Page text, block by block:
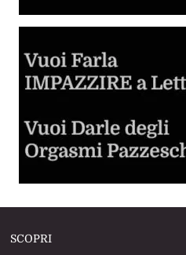
Tutto quello che devi
Giochi Erotici e
Inizia a sperimentare
Dilatatore Anale
SCOPRI